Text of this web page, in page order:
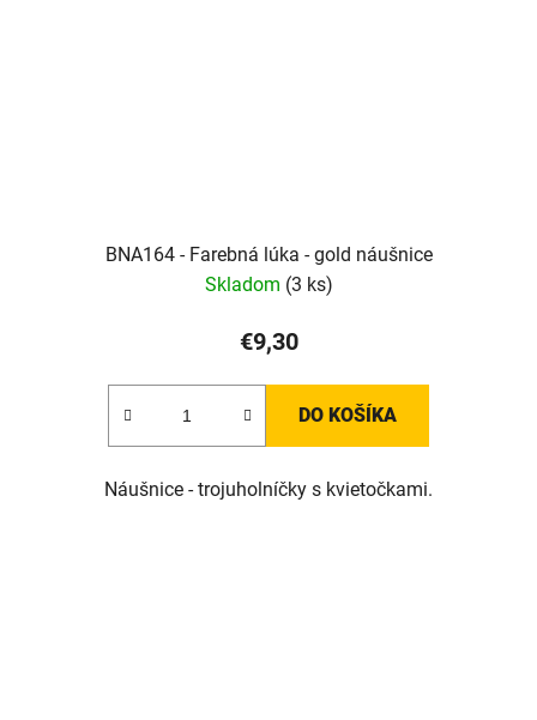
BNA164 - Farebná lúka - gold náušnice
Skladom (3 ks)
€9,30
DO KOŠÍKA
Náušnice - trojuholníčky s kvietočkami.